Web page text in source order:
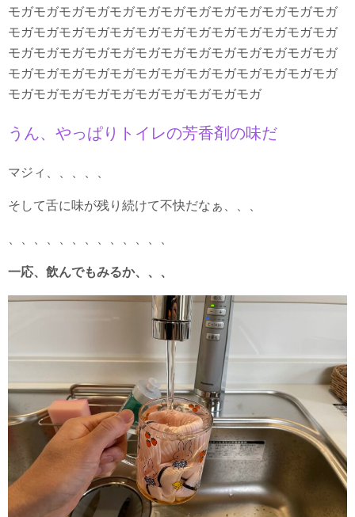
モガモガモガモガモガモガモガモガモガモガモガモガモガ
モガモガモガモガモガモガモガモガモガモガモガモガモガ
モガモガモガモガモガモガモガモガモガモガモガモガモガ
モガモガモガモガモガモガモガモガモガモガモガモガモガ
モガモガモガモガモガモガモガモガモガモガ
うん、やっぱりトイレの芳香剤の味だ
マジィ、、、、、
そして舌に味が残り続けて不快だなぁ、、、
一応、飲んでもみるか、、、